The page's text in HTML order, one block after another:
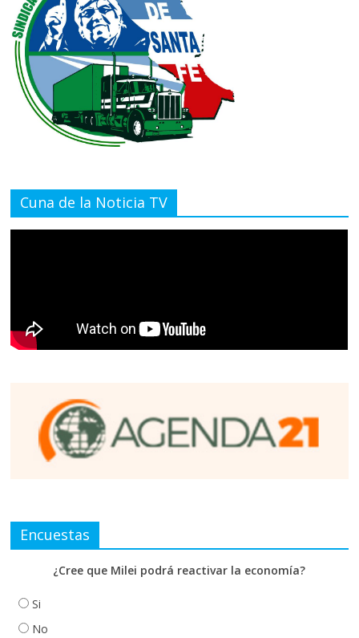
Cuna de la Noticia TV
Encuestas
¿Cree que Milei podrá reactivar la economía?
Si
No